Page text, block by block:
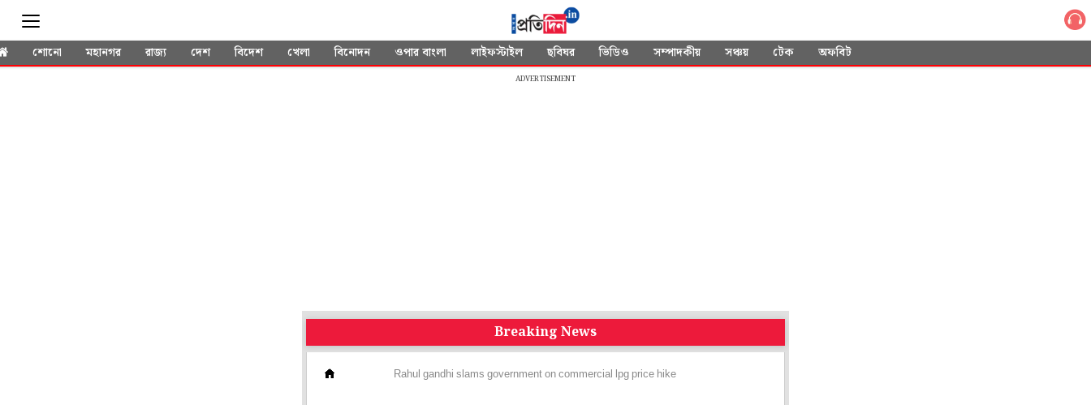
শোনো মহানগর রাজ্য দেশ বিদেশ খেলা বিনোদন ওপার বাংলা লাইফস্টাইল ছবিঘর ভিডিও সম্পাদকীয় সঞ্চয় টেক অফবিট
ADVERTISEMENT
Breaking News
Rahul gandhi slams government on commercial lpg price hike